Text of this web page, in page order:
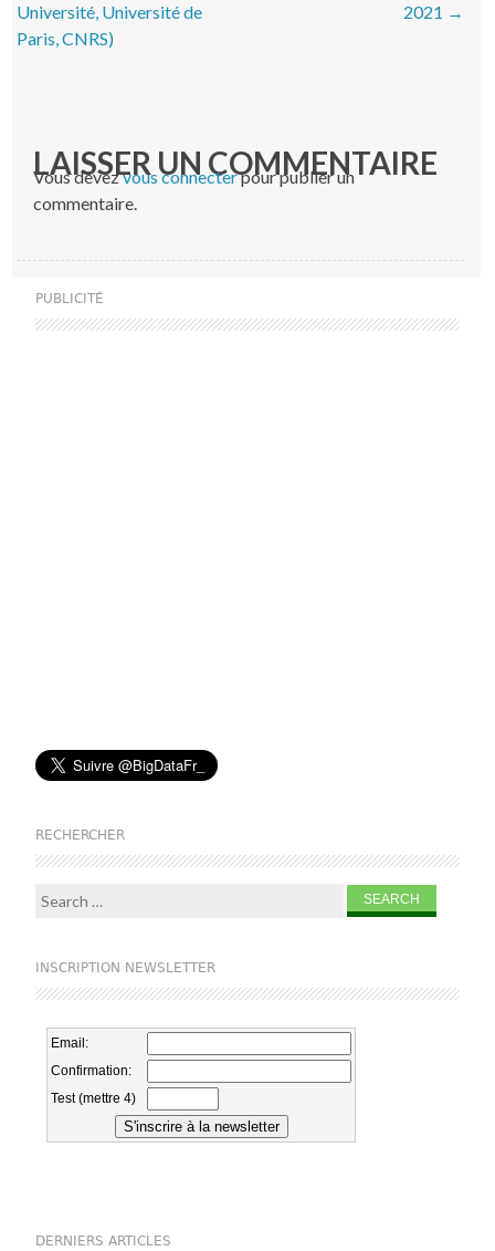
Université, Université de
Paris, CNRS)
2021 →
LAISSER UN COMMENTAIRE
Vous devezvous connecterpour publier un
commentaire.
PUBLICITÉ
RECHERCHER
Search for:
INSCRIPTION NEWSLETTER
DERNIERS ARTICLES